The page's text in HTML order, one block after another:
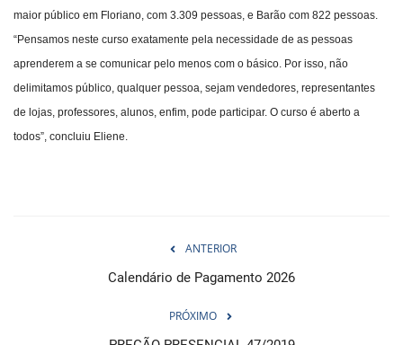
maior público em Floriano, com 3.309 pessoas, e Barão com 822 pessoas.
“Pensamos neste curso exatamente pela necessidade de as pessoas
aprenderem a se comunicar pelo menos com o básico. Por isso, não
delimitamos público, qualquer pessoa, sejam vendedores, representantes
de lojas, professores, alunos, enfim, pode participar. O curso é aberto a
todos”, concluiu Eliene.
ANTERIOR
Calendário de Pagamento 2026
PRÓXIMO